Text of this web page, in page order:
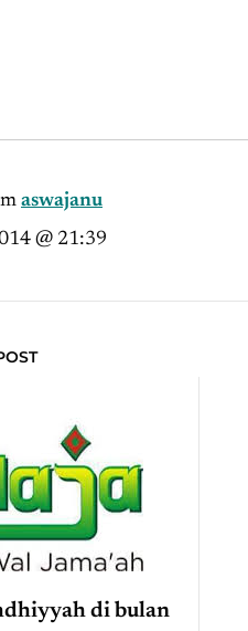
aswajanu
@ 21:39
di bulan